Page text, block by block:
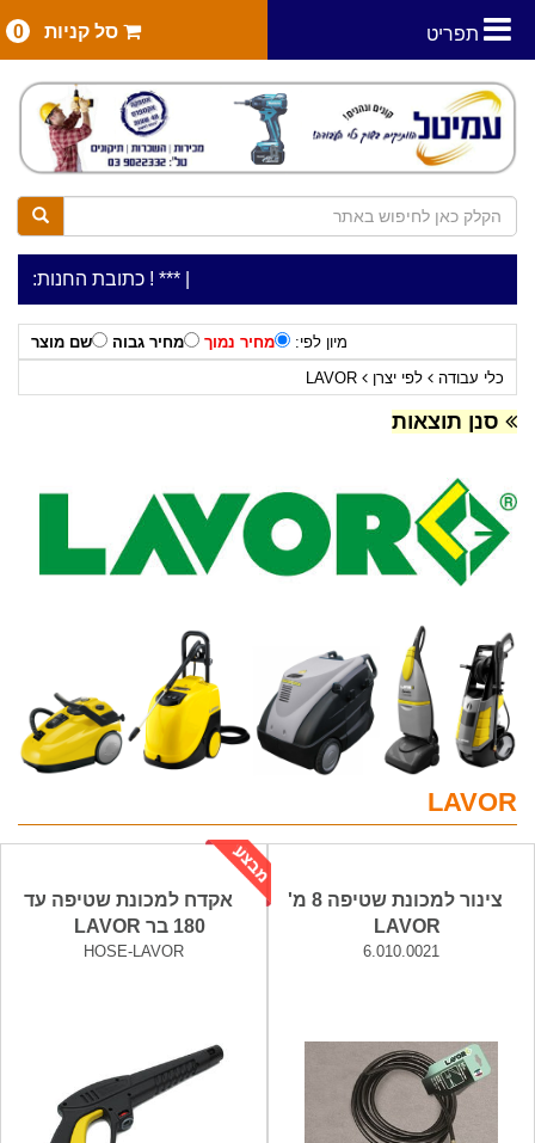
תפריט סל קניות 0
***כתובת החנות: רח' המלאכה 2, ביתן 8 (כניסה מרח' עמל***כלי עבודה להשכרה בתעריף יומי משתלם ! ***
מיון לפי: מחיר נמוך מחיר גבוה
שם מוצר
כלי עבודה
לפי יצרן LAVOR
סנן תוצאות
LAVOR
צינור למכונת שטיפה 8 מ'
LAVOR
6.010.0021
אקדח למכונת שטיפה עד
180 בר LAVOR
HOSE-LAVOR